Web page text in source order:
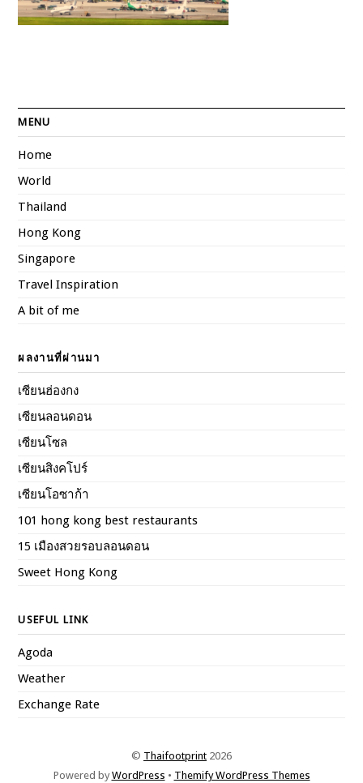
MENU
Home
World
Thailand
Hong Kong
Singapore
Travel Inspiration
A bit of me
ผลงานที่ผ่านมา
เซียนฮ่องกง
เซียนลอนดอน
เซียนโซล
เซียนสิงคโปร์
เซียนโอซาก้า
101 hong kong best restaurants
15 เมืองสวยรอบลอนดอน
Sweet Hong Kong
USEFUL LINK
Agoda
Weather
Exchange Rate
© Thaifootprint 2026
Powered byWordPress • Themify WordPress Themes